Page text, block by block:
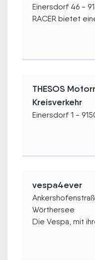
Einersdorf 46 -
RACER bietet
THESOS
Kreisverkehr
Einersdorf 1 -
vespa4ever
Wörthersee
Die Vespa, mit